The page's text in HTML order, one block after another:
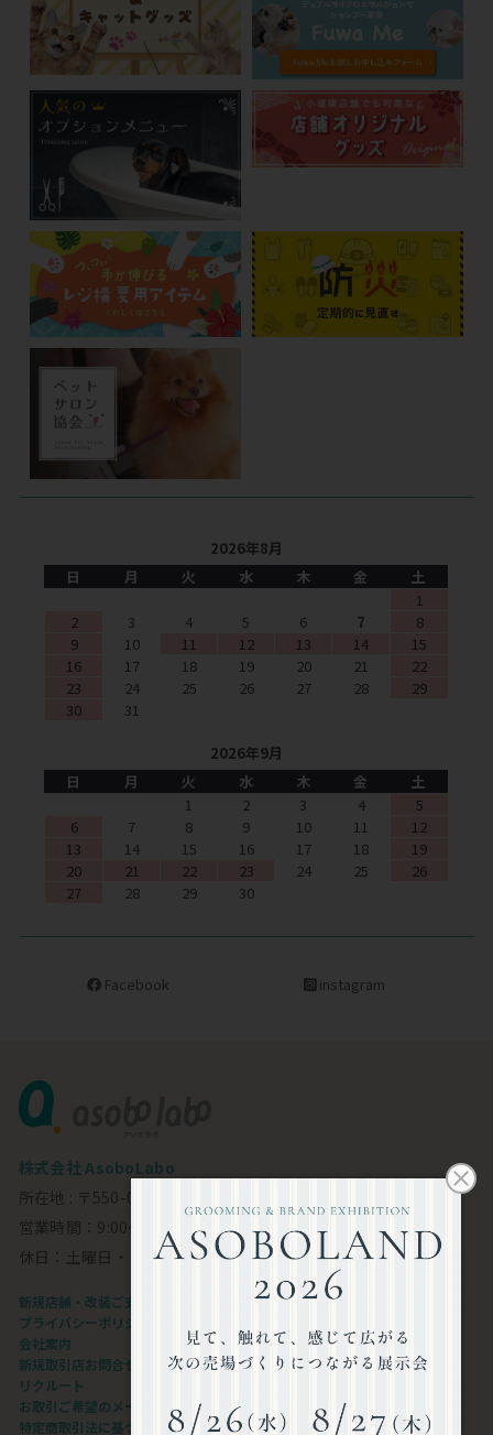
2026年8月
日
月 火 水 木 金
土
1
2
3 4 5 6 7
8
9
10 11 12 13 14
15
16
17 18 19 20 21
22
23
24 25 26 27 28
29
30
31
2026年9月
日
月 火 水 木 金
土
1
2 3 4
5
6
7 8 9 10 11
12
13
14 15 16 17 18
19
20
21 22 23 24 25
26
27
28 29 30
Facebook instagram
株式会社 AsoboLabo
所在地 : 〒550-0002 大阪市西区江戸堀1-23-11 6F
営業時間：9:00～18:00
休日：土曜日・日曜日・祝日
新規店舗・改装ご支援します
プライバシーポリシー
会社案内
新規取引店お問合せフォーム
リクルート
お取引ご希望のメーカー様
特定商取引法に基づく表記